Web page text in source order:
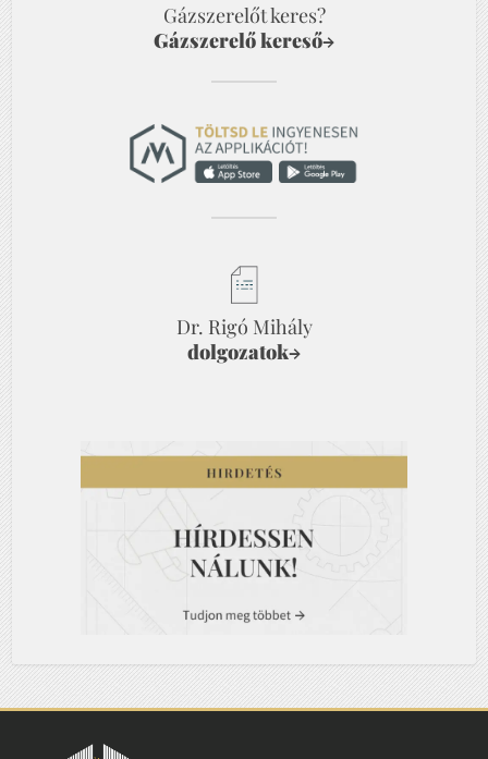
Gázszerelőt keres?
Gázszerelő kereső→
Dr. Rigó Mihály
dolgozatok→